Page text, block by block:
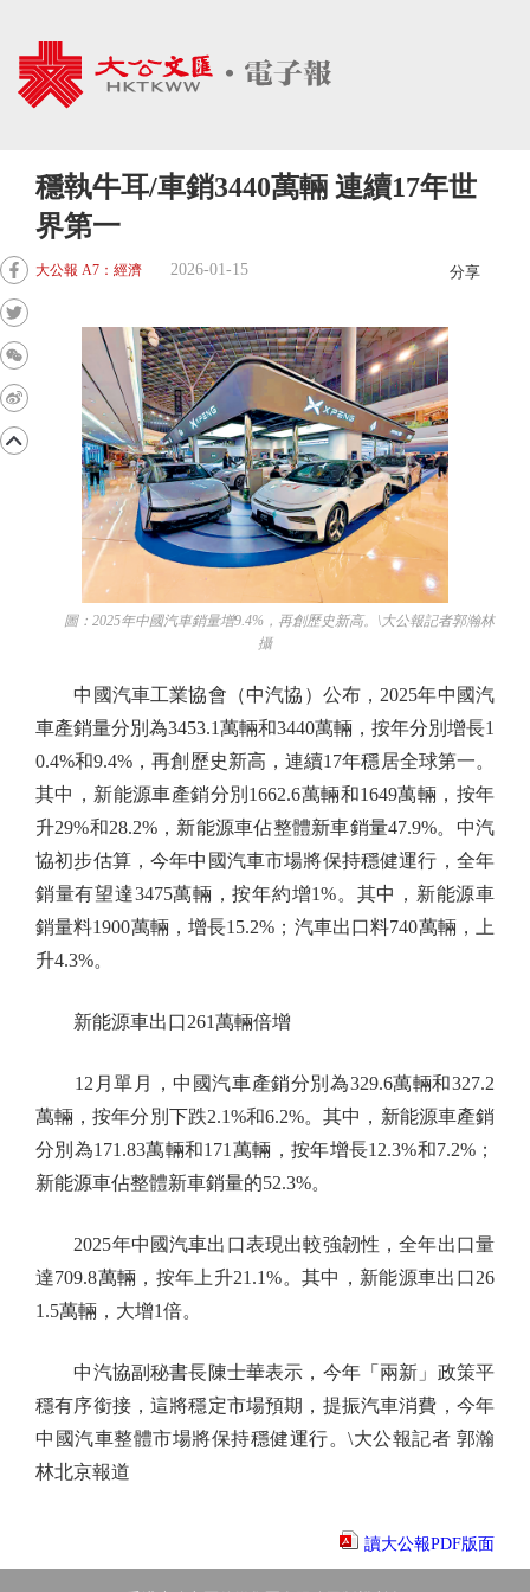
穩執牛耳/車銷3440萬輛 連續17年世
界第一
大公報 A7：經濟 2026-01-15 分享
圖：2025年中國汽車銷量增9.4%，再創歷史新高。\大公報記者郭瀚林
攝
中國汽車工業協會（中汽協）公布，2025年中國汽
車產銷量分別為3453.1萬輛和3440萬輛，按年分別增長1
0.4%和9.4%，再創歷史新高，連續17年穩居全球第一。
其中，新能源車產銷分別1662.6萬輛和1649萬輛，按年
升29%和28.2%，新能源車佔整體新車銷量47.9%。中汽
協初步估算，今年中國汽車市場將保持穩健運行，全年
銷量有望達3475萬輛，按年約增1%。其中，新能源車
銷量料1900萬輛，增長15.2%；汽車出口料740萬輛，上
升4.3%。
新能源車出口261萬輛倍增
12月單月，中國汽車產銷分別為329.6萬輛和327.2
萬輛，按年分別下跌2.1%和6.2%。其中，新能源車產銷
分別為171.83萬輛和171萬輛，按年增長12.3%和7.2%；
新能源車佔整體新車銷量的52.3%。
2025年中國汽車出口表現出較強韌性，全年出口量
達709.8萬輛，按年上升21.1%。其中，新能源車出口26
1.5萬輛，大增1倍。
中汽協副秘書長陳士華表示，今年「兩新」政策平
穩有序銜接，這將穩定市場預期，提振汽車消費，今年
中國汽車整體市場將保持穩健運行。\大公報記者 郭瀚
林北京報道
讀大公報PDF版面